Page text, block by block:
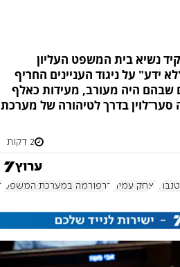
נשיא בית המשפט העליון
על ניגוד העניינים החריף
שבהם היה מעורב, מעידות כאלף
סער־לוין בדרך לטיהורה של מערכת
2 דקות
יצחק עמית הרפורמה במערכת המשפט